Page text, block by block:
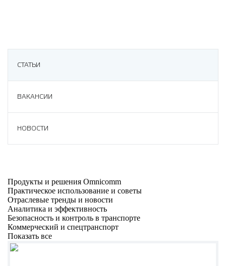
СТАТЬИ
ВАКАНСИИ
НОВОСТИ
Продукты и решения Omnicomm
Практическое использование и советы
Отраслевые тренды и новости
Аналитика и эффективность
Безопасность и контроль в транспорте
Коммерческий и спецтранспорт
Показать все